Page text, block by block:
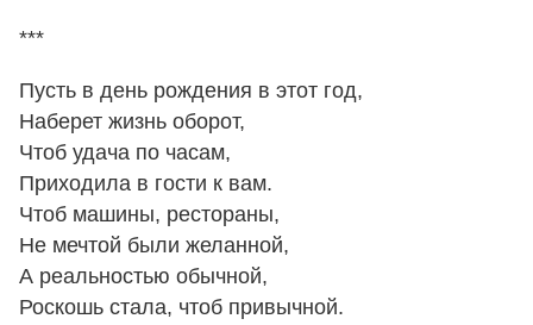
***
Пусть в день рождения в этот год,
Наберет жизнь оборот,
Чтоб удача по часам,
Приходила в гости к вам.
Чтоб машины, рестораны,
Не мечтой были желанной,
А реальностью обычной,
Роскошь стала, чтоб привычной.